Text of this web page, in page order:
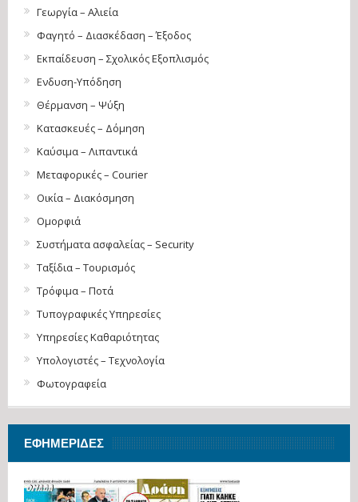
Γεωργία – Αλιεία
Φαγητό – Διασκέδαση – Έξοδος
Εκπαίδευση – Σχολικός Eξοπλισμός
Ενδυση-Υπόδηση
Θέρμανση – Ψύξη
Κατασκευές – Δόμηση
Καύσιμα – Λιπαντικά
Μεταφορικές – Courier
Οικία – Διακόσμηση
Ομορφιά
Συστήματα ασφαλείας – Security
Ταξίδια – Τουρισμός
Τρόφιμα – Ποτά
Τυπογραφικές Υπηρεσίες
Υπηρεσίες Καθαριότητας
Υπολογιστές – Τεχνολογία
Φωτογραφεία
ΕΦΗΜΕΡΊΔΕΣ